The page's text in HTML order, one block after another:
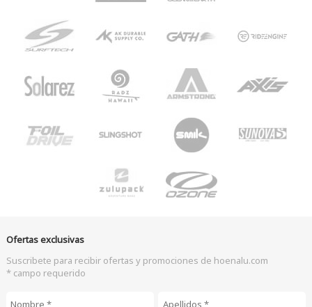
Ofertas exclusivas
Suscribete para recibir ofertas y promociones de hoenalu.com
* campo requerido